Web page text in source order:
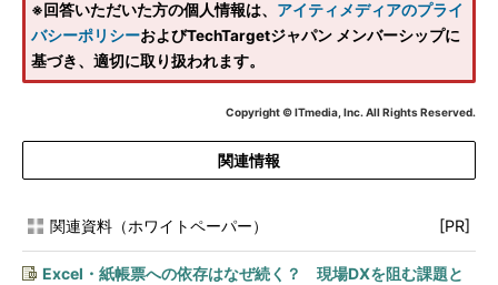
※回答いただいた方の個人情報は、 アイティメディアのプライ
バシーポリシーおよびTechTargetジャパン メンバーシップに
基づき、適切に取り扱われます。
Copyright © ITmedia, Inc. All Rights Reserved.
関連情報
関連資料（ホワイトペーパー） [PR]
Excel・紙帳票への依存はなぜ続く？ 現場DXを阻む課題と